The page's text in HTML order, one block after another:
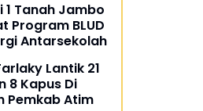
1 Tanah Jambo
Program BLUD
Antarsekolah
Lantik 21
8 Kapus Di
Pemkab Atim